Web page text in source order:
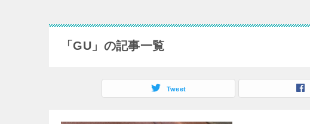
「GU」の記事一覧
Tweet